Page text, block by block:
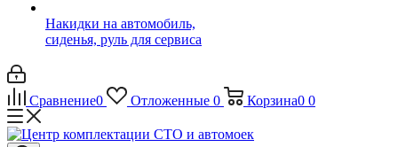
Накидки на автомобиль,
сиденья, руль для сервиса
Сравнение0 Отложенные 0 Корзина0 0